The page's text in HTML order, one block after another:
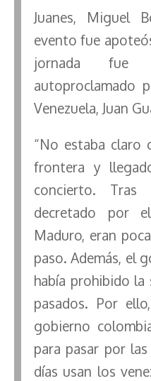
Juanes, Miguel
evento fue
jornada
autoproclamado
Venezuela, Juan
“No estaba claro
frontera y
concierto.
decretado por
Maduro, eran
paso. Además, el
había prohibido la
pasados. Por
gobierno
para pasar por
días usan los